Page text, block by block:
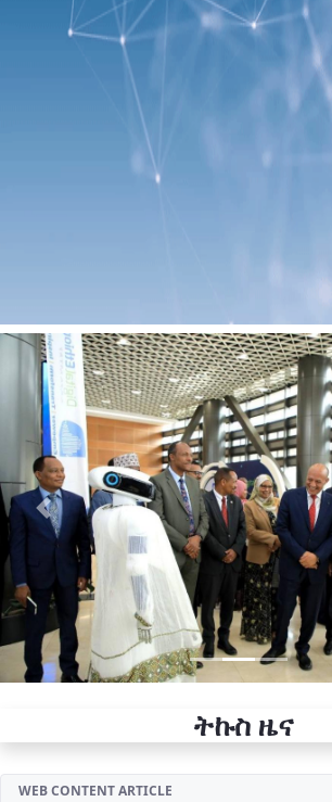
Previous
ትኩስ ዜና
WEB CONTENT ARTICLE